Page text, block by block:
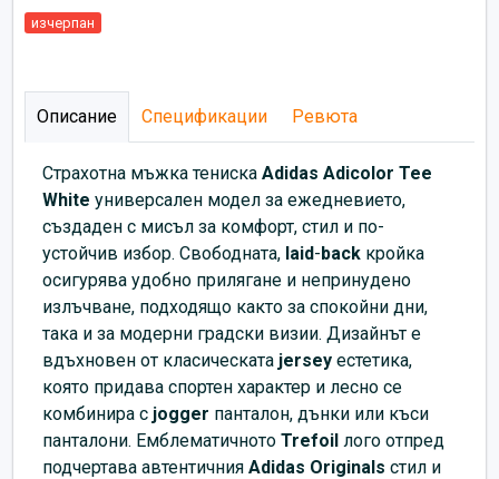
изчерпан
Описание Спецификации Ревюта
Страхотна мъжкатениска Adidas Adicolor Tee
White универсален модел за ежедневието,
създаден с мисъл за комфорт, стил и по-
устойчив избор. Свободната, laid-back кройка
осигурява удобно прилягане и непринудено
излъчване, подходящо както за спокойни дни,
така и за модерни градски визии. Дизайнът е
вдъхновен от класическата jersey естетика,
която придава спортен характер и лесно се
комбинира с jogger панталон, дънки или къси
панталони. Емблематичното Trefoil лого отпред
подчертава автентичния Adidas Originals стил и